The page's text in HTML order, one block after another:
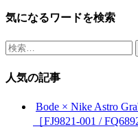
共
有
気になるワードを検索
検
人気の記事
Bode × Nike Astro
［FJ9821-001 /